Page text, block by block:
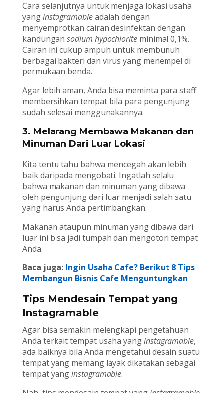
Cara selanjutnya untuk menjaga lokasi usaha
yanginstagramableadalah dengan
menyemprotkan cairan desinfektan dengan
kandungan sodium hypochloriteminimal 0,1%.
Cairan ini cukup ampuh untuk membunuh
berbagai bakteri dan virus yang menempel di
permukaan benda.
Agar lebih aman, Anda bisa meminta para staff
membersihkan tempat bila para pengunjung
sudah selesai menggunakannya.
3. Melarang Membawa Makanan dan
Minuman Dari Luar Lokasi
Kita tentu tahu bahwa mencegah akan lebih
baik daripada mengobati. Ingatlah selalu
bahwa makanan dan minuman yang dibawa
oleh pengunjung dari luar menjadi salah satu
yang harus Anda pertimbangkan.
Makanan ataupun minuman yang dibawa dari
luar ini bisa jadi tumpah dan mengotori tempat
Anda.
Baca juga: Ingin Usaha Cafe? Berikut 8 Tips
Membangun Bisnis Cafe Menguntungkan
Tips Mendesain Tempat yang
Instagramable
Agar bisa semakin melengkapi pengetahuan
Anda terkait tempat usaha yanginstagramable,
ada baiknya bila Anda mengetahui desain suatu
tempat yang memang layak dikatakan sebagai
tempat yanginstagramable.